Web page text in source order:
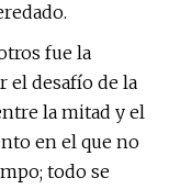
fue la
el desafío de la
la mitad y el
en el que no
todo se